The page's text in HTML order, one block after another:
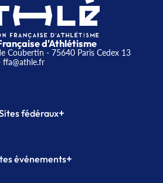
d'Athlétisme
Coubertin - 75640 Paris Cedex 13
fédéraux+
Formation
événements+